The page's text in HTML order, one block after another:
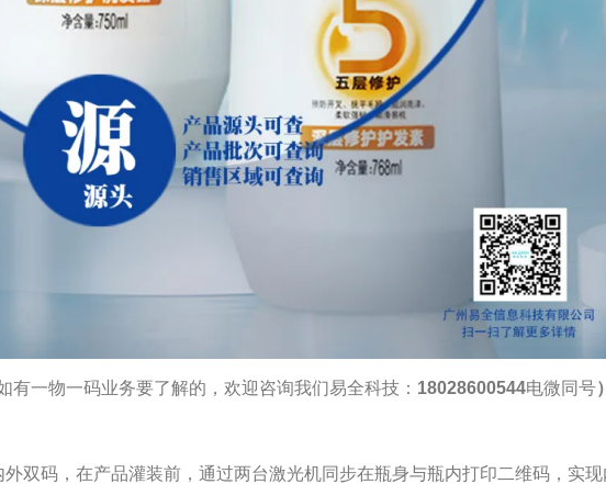
有一物一码业务要了解的，欢迎咨询我们易全科技： 18028600544电微同号
双码，在产品灌装前，通过两台激光机同步在瓶身与瓶内打印二维码，实